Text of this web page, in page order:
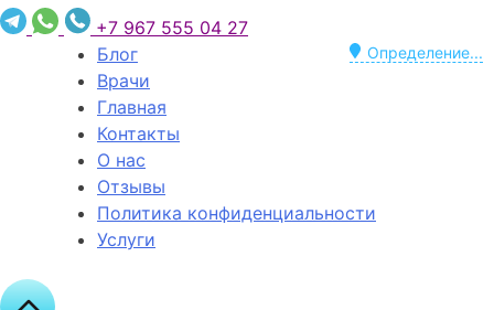
+7 967 555 04 27
Определение...
Блог
Врачи
Главная
Контакты
О нас
Отзывы
Политика конфиденциальности
Услуги